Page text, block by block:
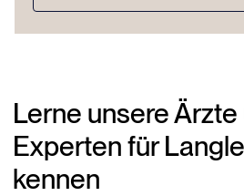
Lerne unsere Ärzte
Experten für
kennen